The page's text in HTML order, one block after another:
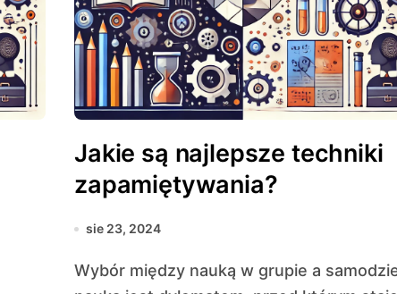
Jakie są najlepsze techniki
zapamiętywania?
sie 23, 2024
Wybór między nauką w grupie a samodzielną